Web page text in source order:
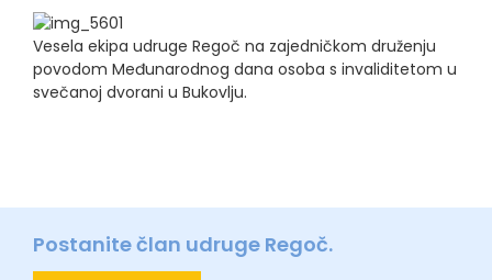
Vesela ekipa udruge Regoč na zajedničkom druženju
povodom Međunarodnog dana osoba s invaliditetom u
svečanoj dvorani u Bukovlju.
Postanite član udruge Regoč.